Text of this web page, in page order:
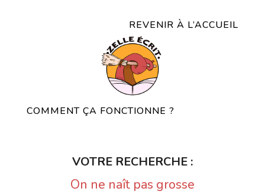
REVENIR À L’ACCUEIL
COMMENT ÇA FONCTIONNE ?
VOTRE RECHERCHE :
On ne naît pas grosse